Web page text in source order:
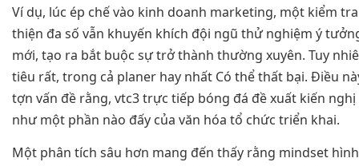
Ví dụ, lúc ép chế vào kinh doanh marketing, một kiểm
thiện đa số vẫn khuyến khích đội ngũ thử nghiệm ý
mới, tạo ra bắt buộc sự trở thành thường xuyên. Tuy
tiêu rất, trong cả planer hay nhất Có thể thất bại. Điều
tợn vấn đề rằng, vtc3 trực tiếp bóng đá đề xuất kiến
như một phần nào đấy của văn hóa tổ chức triển khai.
Một phân tích sâu hơn mang đến thấy rằng mindset